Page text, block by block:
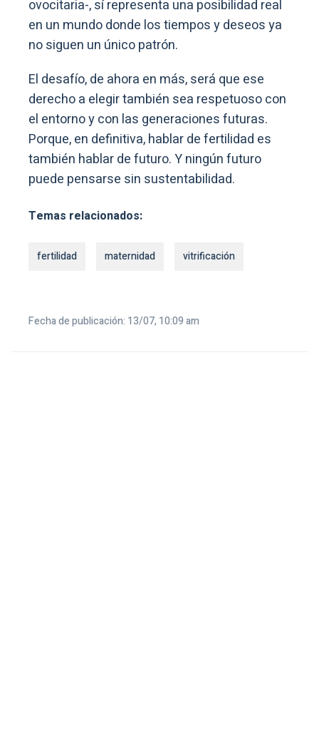
ovocitaria-, sí representa una posibilidad real
en un mundo donde los tiempos y deseos ya
no siguen un único patrón.
El desafío, de ahora en más, será que ese
derecho a elegir también sea respetuoso con
el entorno y con las generaciones futuras.
Porque, en definitiva, hablar de fertilidad es
también hablar de futuro. Y ningún futuro
puede pensarse sin sustentabilidad.
Temas relacionados:
fertilidad maternidad vitrificación
Fecha de publicación: 13/07, 10:09 am